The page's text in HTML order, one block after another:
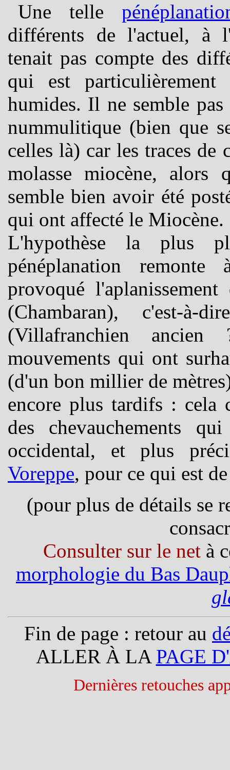
Une telle
différents de l'actuel, à
tenait pas compte des
qui est
humides. Il ne semble
nummulitique (bien que
celles là) car les traces
molasse miocène, alors
semble bien avoir été
qui ont affecté le Miocène.
L'hypothèse la plus
pénéplanation
provoqué
(Chambaran), c'est-
(Villafranchien
mouvements qui ont
(d'un bon millier de
encore plus tardifs : cela
des chevauchements
occidental, et plus
Voreppe, pour ce qui est
(pour plus de détails se
Consulter sur le net à
morphologie du Bas
Fin de page : retour au
ALLER À LA PAGE
Dernières retouches